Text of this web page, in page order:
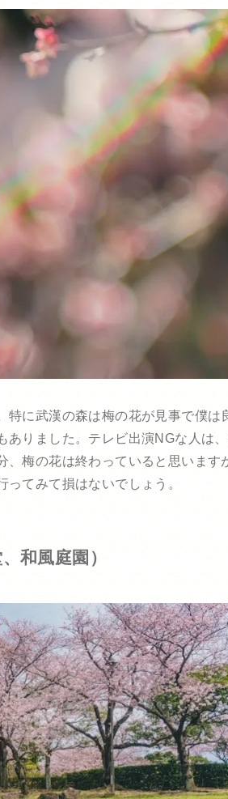
に武漢の森は梅の花が見事で僕は
ありました。テレビ出演NGな人は
、梅の花は終わっていると思います
てみて損はないでしょう。
和風庭園）